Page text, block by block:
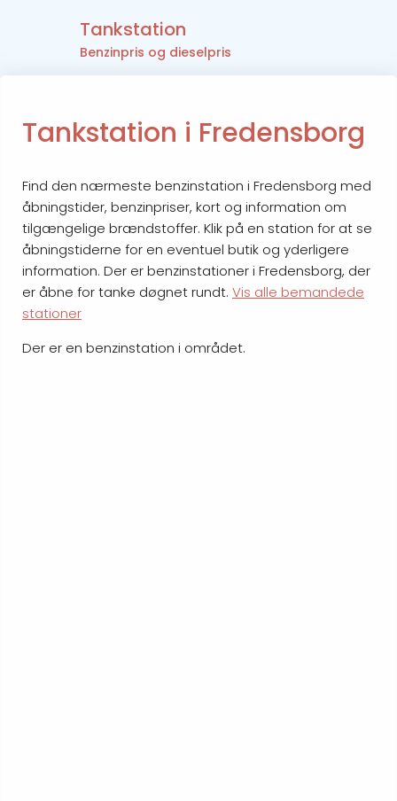
Tankstation
Benzinpris og dieselpris
Tankstation i Fredensborg
Find den nærmeste benzinstation i Fredensborg med
åbningstider, benzinpriser, kort og information om
tilgængelige brændstoffer. Klik på en station for at se
åbningstiderne for en eventuel butik og yderligere
information. Der er benzinstationer i Fredensborg, der
er åbne for tanke døgnet rundt. Vis alle bemandede
stationer
Der er en benzinstation i området.